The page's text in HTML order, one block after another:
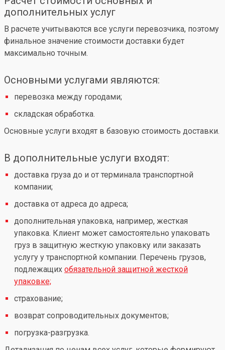
дополнительных услуг
В расчете учитываются все услуги перевозчика, поэтому
финальное значение стоимости доставки будет
максимально точным.
Основными услугами являются:
перевозка между городами;
складская обработка.
Основные услуги входят в базовую стоимость доставки.
В дополнительные услуги входят:
доставка груза до и от терминала транспортной
компании;
доставка от адреса до адреса;
дополнительная упаковка, например, жесткая
упаковка. Клиент может самостоятельно упаковать
груз в защитную жесткую упаковку или заказать
услугу у транспортной компании. Перечень грузов,
подлежащих обязательной защитной жесткой
упаковке;
страхование;
возврат сопроводительных документов;
погрузка-разгрузка.